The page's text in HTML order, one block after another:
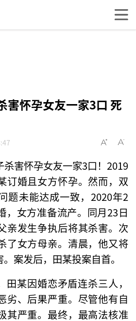
害怀孕女友一家3口 死
杀害怀孕女友一家3口！2019
订婚且女方怀孕。然而，双
题未能达成一致，2020年2
，女方准备流产。同月23日
亲发生争执后将其杀害。次
了女方母亲。清晨，他又将
案发后，田某投案自首。
田某因婚恋矛盾连杀三人，
劣、后果严重。尽管他有自
其严重。最终，最高法核准